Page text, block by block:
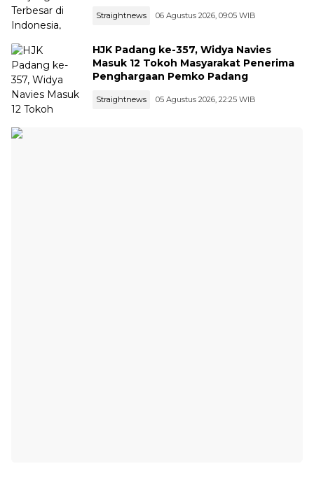
Straightnews 06 Agustus 2026, 09:05 WIB
HJK Padang ke-357, Widya Navies
Masuk 12 Tokoh Masyarakat Penerima
Penghargaan Pemko Padang
Straightnews 05 Agustus 2026, 22:25 WIB